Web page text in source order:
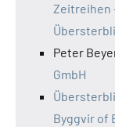
Zeitreihen
Peter
GmbH
Byggvir of